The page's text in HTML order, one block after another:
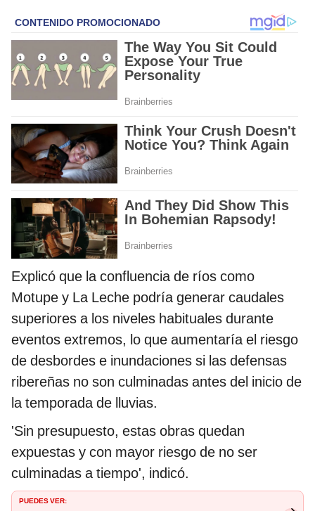
Explicó que la confluencia de ríos como
Motupe y La Leche podría generar caudales
superiores a los niveles habituales durante
eventos extremos, lo que aumentaría el riesgo
de desbordes e inundaciones si las defensas
ribereñas no son culminadas antes del inicio de
la temporada de lluvias.
'Sin presupuesto, estas obras quedan
expuestas y con mayor riesgo de no ser
culminadas a tiempo', indicó.
PUEDES VER: